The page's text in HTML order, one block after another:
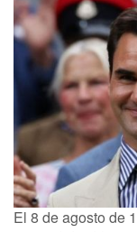
El 8 de agosto de